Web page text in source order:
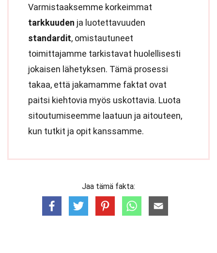
Varmistaaksemme korkeimmat
tarkkuuden ja luotettavuuden
standardit, omistautuneet
toimittajamme tarkistavat huolellisesti
jokaisen lähetyksen. Tämä prosessi
takaa, että jakamamme faktat ovat
paitsi kiehtovia myös uskottavia. Luota
sitoutumiseemme laatuun ja aitouteen,
kun tutkit ja opit kanssamme.
Jaa tämä fakta: